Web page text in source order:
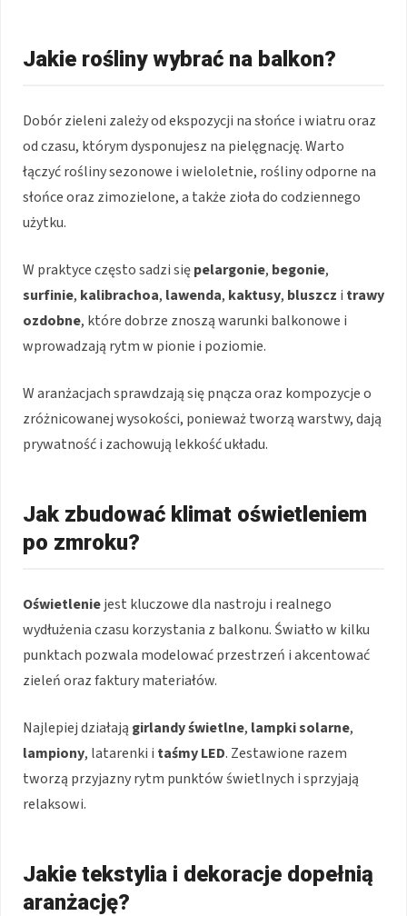
Jakie rośliny wybrać na balkon?
Dobór zieleni zależy od ekspozycji na słońce i wiatru oraz
od czasu, którym dysponujesz na pielęgnację. Warto
łączyć rośliny sezonowe i wieloletnie, rośliny odporne na
słońce oraz zimozielone, a także zioła do codziennego
użytku.
W praktyce często sadzi siępelargonie, begonie,
surfinie, kalibrachoa, lawenda, kaktusy, bluszcz i trawy
ozdobne, które dobrze znoszą warunki balkonowe i
wprowadzają rytm w pionie i poziomie.
W aranżacjach sprawdzają się pnącza oraz kompozycje o
zróżnicowanej wysokości, ponieważ tworzą warstwy, dają
prywatność i zachowują lekkość układu.
Jak zbudować klimat oświetleniem
po zmroku?
Oświetleniejest kluczowe dla nastroju i realnego
wydłużenia czasu korzystania z balkonu. Światło w kilku
punktach pozwala modelować przestrzeń i akcentować
zieleń oraz faktury materiałów.
Najlepiej działają girlandy świetlne, lampki solarne,
lampiony, latarenki i taśmy LED. Zestawione razem
tworzą przyjazny rytm punktów świetlnych i sprzyjają
relaksowi.
Jakie tekstylia i dekoracje dopełnią
aranżację?